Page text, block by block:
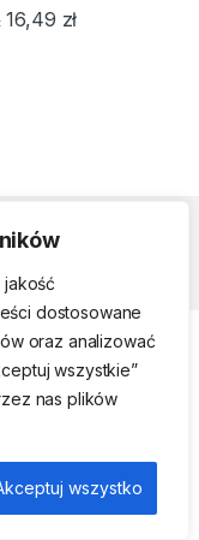
dostosowane
oraz analizować
wszystkie”
nas plików
wszystko
16,49 zł